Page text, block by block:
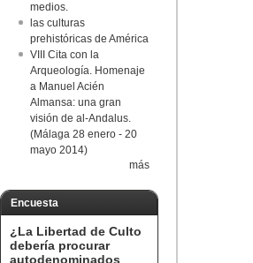
medios.
las culturas
prehistóricas de América
VIII Cita con la
Arqueología. Homenaje
a Manuel Acién
Almansa: una gran
visión de al-Andalus.
(Málaga 28 enero - 20
mayo 2014)
más
Encuesta
¿La Libertad de Culto
debería procurar
autodenominados